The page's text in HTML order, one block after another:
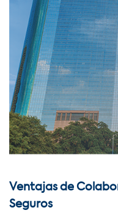
Ventajas de
Seguros